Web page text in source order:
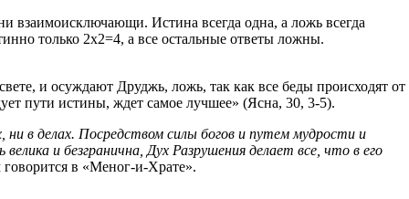
взаимоисключающи. Истина всегда одна, а ложь всегда
только 2x2=4, а все остальные ответы ложны.
и осуждают Друджь, ложь, так как все беды происходят от
пути истины, ждет самое лучшее» (Ясна, 30, 3-5).
ни в делах. Посредством силы богов и путем мудрости и
и безгранична, Дух Разрушения делает все, что в его
в «Меног-и-Храте».